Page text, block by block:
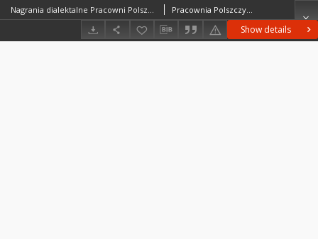
Show details
Nagrania dialektalne Pracowni Polszczyzny Kresowej IJP PAN; Nagrania PPK; PPK-N-188 Pracownia Polszczyzny Kresowej